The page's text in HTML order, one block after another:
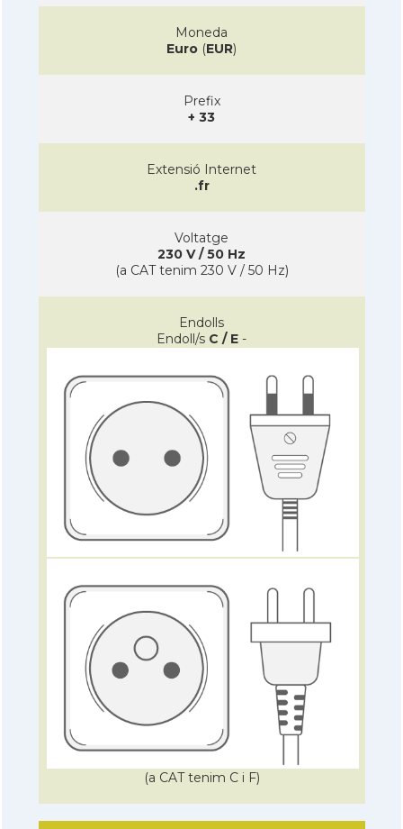
Moneda
Euro (EUR)
Prefix
+ 33
Extensió Internet
.fr
Voltatge
230 V / 50 Hz
(a CAT tenim 230 V / 50 Hz)
Endolls
Endoll/s C / E -
(a CAT tenim C i F)